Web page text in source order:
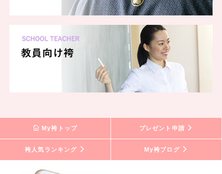
My袴トップ プレゼント申請
袴人気ランキング My袴ブログ